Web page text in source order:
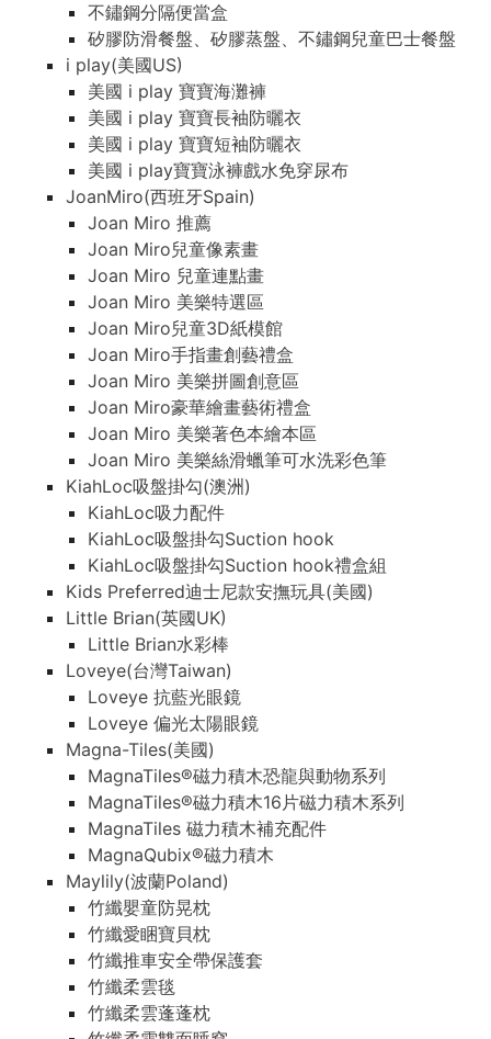
不鏽鋼分隔便當盒
矽膠防滑餐盤、矽膠蒸盤、不鏽鋼兒童巴士餐盤
i play(美國US)
美國 i play 寶寶海灘褲
美國 i play 寶寶長袖防曬衣
美國 i play 寶寶短袖防曬衣
美國 i play寶寶泳褲戲水免穿尿布
JoanMiro(西班牙Spain)
Joan Miro 推薦
Joan Miro兒童像素畫
Joan Miro 兒童連點畫
Joan Miro 美樂特選區
Joan Miro兒童3D紙模館
Joan Miro手指畫創藝禮盒
Joan Miro 美樂拼圖創意區
Joan Miro豪華繪畫藝術禮盒
Joan Miro 美樂著色本繪本區
Joan Miro 美樂絲滑蠟筆可水洗彩色筆
KiahLoc吸盤掛勾(澳洲)
KiahLoc吸力配件
KiahLoc吸盤掛勾Suction hook
KiahLoc吸盤掛勾Suction hook禮盒組
Kids Preferred迪士尼款安撫玩具(美國)
Little Brian(英國UK)
Little Brian水彩棒
Loveye(台灣Taiwan)
Loveye 抗藍光眼鏡
Loveye 偏光太陽眼鏡
Magna-Tiles(美國)
MagnaTiles®磁力積木恐龍與動物系列
MagnaTiles®磁力積木16片磁力積木系列
MagnaTiles 磁力積木補充配件
MagnaQubix®磁力積木
Maylily(波蘭Poland)
竹纖嬰童防晃枕
竹纖愛睏寶貝枕
竹纖推車安全帶保護套
竹纖柔雲毯
竹纖柔雲蓬蓬枕